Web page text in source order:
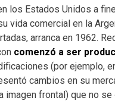
los Estados Unidos a
vida comercial en la
arranca en 1962.
comenzó a ser
(por ejemplo,
cambios en su
imagen frontal) que no se